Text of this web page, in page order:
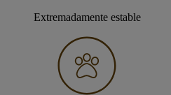
Extremadamente estable